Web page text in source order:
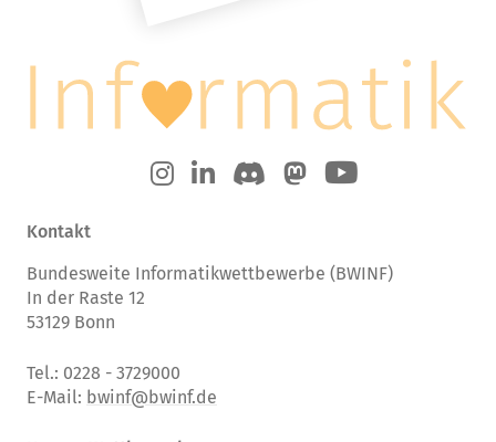
Kontakt
Bundesweite Informatikwettbewerbe (BWINF)
In der Raste 12
53129 Bonn
Tel.: 0228 - 3729000
E-Mail: bwinf@bwinf.de